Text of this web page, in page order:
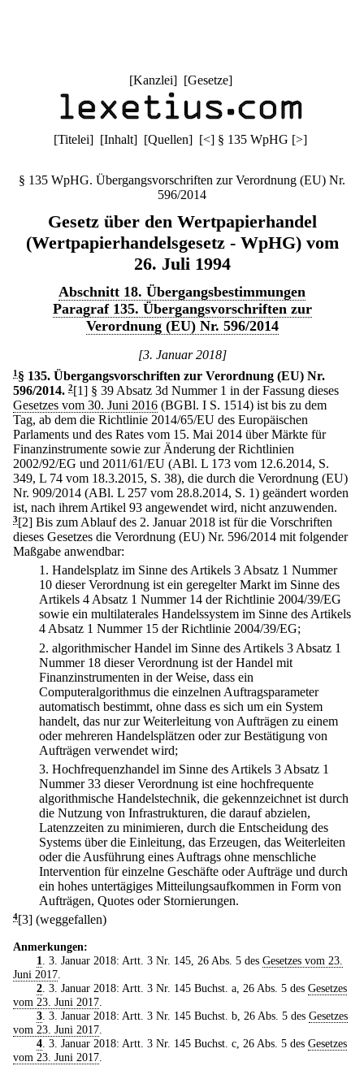
[Kanzlei] [Gesetze]
[Titelei] [Inhalt] [Quellen] [<] § 135 WpHG [>]
§ 135 WpHG. Übergangsvorschriften zur Verordnung (EU) Nr.
596/2014
Gesetz über den Wertpapierhandel
(Wertpapierhandelsgesetz - WpHG) vom
26. Juli 1994
Abschnitt 18. Übergangsbestimmungen
Paragraf 135. Übergangsvorschriften zur
Verordnung (EU) Nr. 596/2014
[3. Januar 2018]
1 § 135. Übergangsvorschriften zur Verordnung (EU) Nr.
596/2014. 2[1] § 39 Absatz 3d Nummer 1 in der Fassung dieses
Gesetzes vom 30. Juni 2016 (BGBl. I S. 1514) ist bis zu dem
Tag, ab dem die Richtlinie 2014/65/EU des Europäischen
Parlaments und des Rates vom 15. Mai 2014 über Märkte für
Finanzinstrumente sowie zur Änderung der Richtlinien
2002/92/EG und 2011/61/EU (ABl. L 173 vom 12.6.2014, S.
349, L 74 vom 18.3.2015, S. 38), die durch die Verordnung (EU)
Nr. 909/2014 (ABl. L 257 vom 28.8.2014, S. 1) geändert worden
ist, nach ihrem Artikel 93 angewendet wird, nicht anzuwenden.
3[2] Bis zum Ablauf des 2. Januar 2018 ist für die Vorschriften
dieses Gesetzes die Verordnung (EU) Nr. 596/2014 mit folgender
Maßgabe anwendbar:
1. Handelsplatz im Sinne des Artikels 3 Absatz 1 Nummer
10 dieser Verordnung ist ein geregelter Markt im Sinne des
Artikels 4 Absatz 1 Nummer 14 der Richtlinie 2004/39/EG
sowie ein multilaterales Handelssystem im Sinne des Artikels
4 Absatz 1 Nummer 15 der Richtlinie 2004/39/EG;
2. algorithmischer Handel im Sinne des Artikels 3 Absatz 1
Nummer 18 dieser Verordnung ist der Handel mit
Finanzinstrumenten in der Weise, dass ein
Computeralgorithmus die einzelnen Auftragsparameter
automatisch bestimmt, ohne dass es sich um ein System
handelt, das nur zur Weiterleitung von Aufträgen zu einem
oder mehreren Handelsplätzen oder zur Bestätigung von
Aufträgen verwendet wird;
3. Hochfrequenzhandel im Sinne des Artikels 3 Absatz 1
Nummer 33 dieser Verordnung ist eine hochfrequente
algorithmische Handelstechnik, die gekennzeichnet ist durch
die Nutzung von Infrastrukturen, die darauf abzielen,
Latenzzeiten zu minimieren, durch die Entscheidung des
Systems über die Einleitung, das Erzeugen, das Weiterleiten
oder die Ausführung eines Auftrags ohne menschliche
Intervention für einzelne Geschäfte oder Aufträge und durch
ein hohes untertägiges Mitteilungsaufkommen in Form von
Aufträgen, Quotes oder Stornierungen.
4[3] (weggefallen)
Anmerkungen:
1
. 3. Januar 2018: Artt. 3 Nr. 145, 26 Abs. 5 des Gesetzes vom 23.
Juni 2017
2. 3. Januar 2018: Artt. 3 Nr. 145 Buchst. a, 26 Abs. 5 des Gesetzes
vom 23. Juni 2017
3. 3. Januar 2018: Artt. 3 Nr. 145 Buchst. b, 26 Abs. 5 des Gesetzes
vom 23. Juni 2017
4. 3. Januar 2018: Artt. 3 Nr. 145 Buchst. c, 26 Abs. 5 des Gesetzes
vom 23. Juni 2017